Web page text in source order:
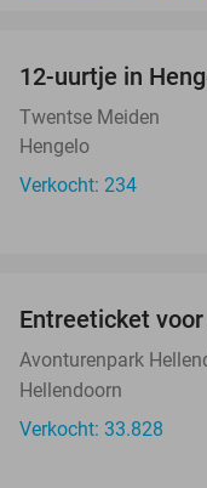
12-uurtje in
Twentse Meiden
Hengelo
Verkocht: 234
Entreeticket
Avonturenpark
Hellendoorn
Verkocht: 33.828